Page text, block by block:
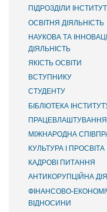
ПІДРОЗДІЛИ
ОСВІТНЯ ДІЯЛЬНІСТЬ
НАУКОВА ТА
ДІЯЛЬНІСТЬ
ЯКІСТЬ ОСВІТИ
ВСТУПНИКУ
СТУДЕНТУ
БІБЛІОТЕКА
ПРАЦЕВЛАШТУВАННЯ
МІЖНАРОДНА
КУЛЬТУРА І ПРОСВІТА
КАДРОВІ ПИТАННЯ
АНТИКОРУПЦІЙНА
ФІНАНСОВО-
ВІДНОСИНИ